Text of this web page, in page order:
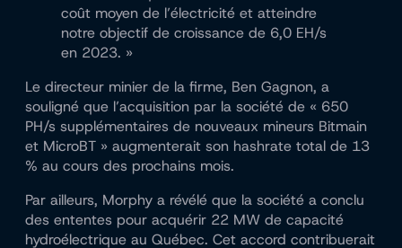
coût moyen de l’électricité et atteindre
notre objectif de croissance de 6,0 EH/s
en 2023. »
Le directeur minier de la firme, Ben Gagnon, a
souligné que l’acquisition par la société de « 650
PH/s supplémentaires de nouveaux mineurs Bitmain
et MicroBT » augmenterait son hashrate total de 13
% au cours des prochains mois.
Par ailleurs, Morphy a révélé que la société a conclu
des ententes pour acquérir 22 MW de capacité
hydroélectrique au Québec. Cet accord contribuerait